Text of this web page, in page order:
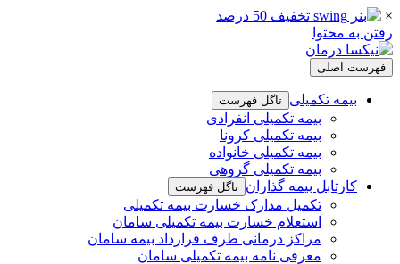
×
رفتن به محتوا
فهرست اصلی
بیمه تکمیلی تاگل فهرست
بیمه تکمیلی انفرادی
بیمه تکمیلی کرونا
بیمه تکمیلی خانواده
بیمه تکمیلی گروهی
کارتابل بیمه گذاران تاگل فهرست
تکمیل مدارک خسارت بیمه تکمیلی
استعلام خسارت بیمه تکمیلی سامان
مراکز درمانی طرف قرارداد بیمه سامان
معرفی نامه بیمه تکمیلی سامان